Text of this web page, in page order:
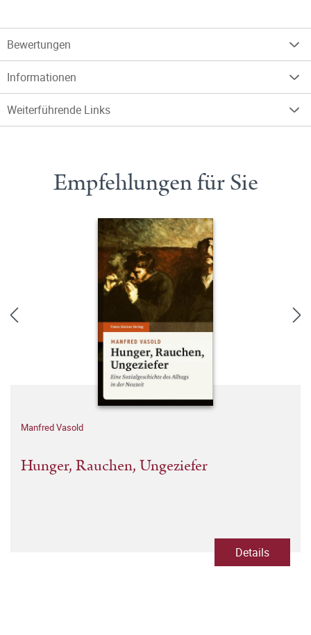
Bewertungen
Informationen
Weiterführende Links
Empfehlungen für Sie
Manfred Vasold
Hunger, Rauchen, Ungeziefer
Details